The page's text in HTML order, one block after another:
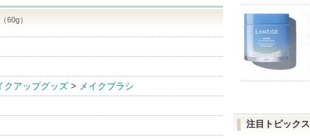
60g）
クアップグッズ > メイクブラシ
注目トピックス